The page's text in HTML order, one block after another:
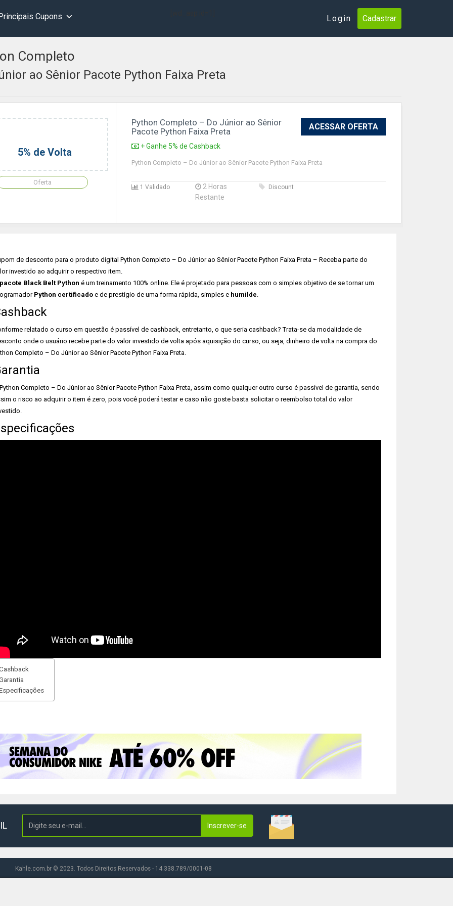
Cupons Login Cadastrar
Completo
ao Sênior Pacote Python Faixa Preta
5% de Volta
Oferta
Python Completo – Do Júnior ao Sênior
Pacote Python Faixa Preta
+ Ganhe 5% de Cashback
ACESSAR OFERTA
Python Completo – Do Júnior ao Sênior Pacote Python Faixa Preta
1 Validado
2 Horas
Restante
Discount
de desconto para o produto digital Python Completo – Do Júnior ao Sênior Pacote Python Faixa Preta – Receba parte do
investido ao adquirir o respectivo item.
pacote Black Belt Python é um treinamento 100% online. Ele é projetado para pessoas com o simples objetivo de se tornar um
Python certificadoe de prestígio de uma forma rápida, simples e humilde.
relatado o curso em questão é passível de cashback, entretanto, o que seria cashback? Trata-se da modalidade de
onde o usuário recebe parte do valor investido de volta após aquisição do curso, ou seja, dinheiro de volta na compra do
Completo – Do Júnior ao Sênior Pacote Python Faixa Preta.
Completo – Do Júnior ao Sênior Pacote Python Faixa Preta, assim como qualquer outro curso é passível de garantia, sendo
o risco ao adquirir o item é zero, pois você poderá testar e caso não goste basta solicitar o reembolso total do valor
Inscrever-se
Kahle.com.br © 2023. Todos Direitos Reservados - 14.338.789/0001-08